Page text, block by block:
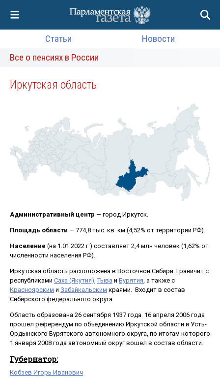
Статьи
Новости
Все о пенсиях в России
Иркутская область
Административный центр — город Иркутск.
Площадь области — 774,8 тыс. кв. км (4,52% от территории РФ).
Население (на 1.01.2022 г.) составляет 2,4 млн человек (1,62% от
численности населения РФ).
Иркутская область расположена в Восточной Сибири. Граничит с
республиками Саха (Якутия), Тыва и Бурятия, а также с
Красноярским и Забайкальским краями. Входит в состав
Сибирского федерального округа.
Область образована 26 сентября 1937 года. 16 апреля 2006 года
прошел референдум по объединению Иркутской области и Усть-
Ордынского Бурятского автономного округа, по итогам которого
1 января 2008 года автономный округ вошел в состав области.
Губернатор:
Кобзев Игорь Иванович